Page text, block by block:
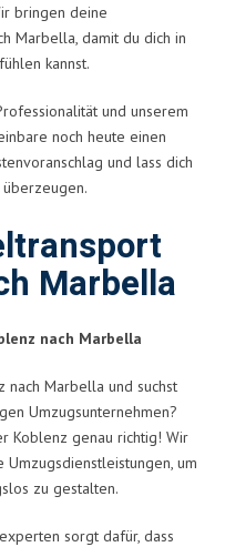
bringen deine
Marbella, damit du dich in
kannst.
und unserem
noch heute einen
und lass dich
Marbella
nach Marbella
nach Marbella und suchst
Umzugsunternehmen?
Koblenz genau richtig! Wir
um
zu gestalten.
sorgt dafür, dass